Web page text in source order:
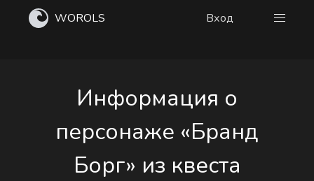
WOROLS Вход
Информация о
персонаже «Бранд
Борг» из квеста